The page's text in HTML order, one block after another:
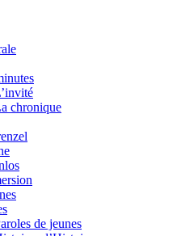
chronique
de jeunes